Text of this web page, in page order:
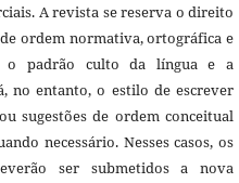
A revista se reserva o direito
ordem normativa, ortográfica e
o padrão culto da língua e a
no entanto, o estilo de escrever
sugestões de ordem conceitual
necessário. Nesses casos, os
ser submetidos a nova